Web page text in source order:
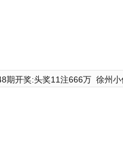
期开奖:头奖11注666万 徐州